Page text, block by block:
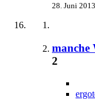
28. Juni 2013
manche
2